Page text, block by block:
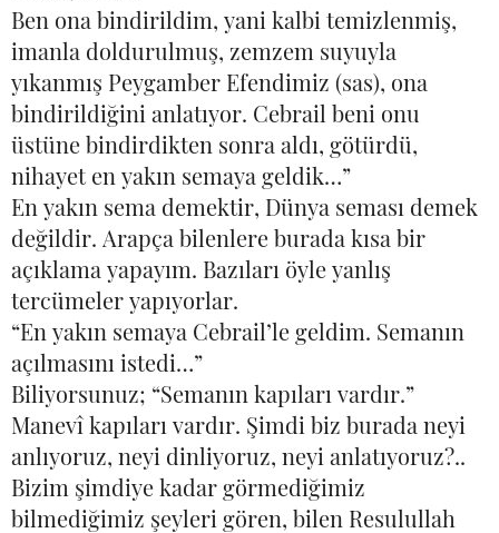
Ben ona bindirildim, yani kalbi temizlenmiş,
imanla doldurulmuş, zemzem suyuyla
yıkanmış Peygamber Efendimiz (sas), ona
bindirildiğini anlatıyor. Cebrail beni onu
üstüne bindirdikten sonra aldı, götürdü,
nihayet en yakın semaya geldik…”
En yakın sema demektir, Dünya seması demek
değildir. Arapça bilenlere burada kısa bir
açıklama yapayım. Bazıları öyle yanlış
tercümeler yapıyorlar.
“En yakın semaya Cebrail’le geldim. Semanın
açılmasını istedi…”
Biliyorsunuz; “Semanın kapıları vardır.”
Manevî kapıları vardır. Şimdi biz burada neyi
anlıyoruz, neyi dinliyoruz, neyi anlatıyoruz?..
Bizim şimdiye kadar görmediğimiz
bilmediğimiz şeyleri gören, bilen Resulullah